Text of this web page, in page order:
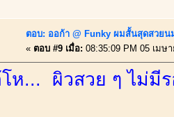
ตอบ: ออก้า @ Funky ผมสั้นสุดสวยน
« ตอบ #9 เมื่อ: 08:35:09 PM 05 เมษ
ห... ผิวสวย ๆ ไม่มี